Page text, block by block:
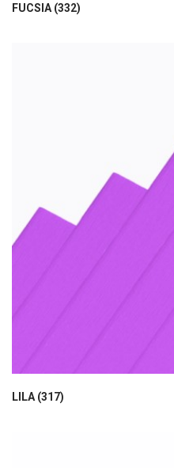
FUCSIA (332)
LILA (317)